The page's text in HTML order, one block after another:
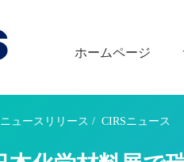
ホームページ
ニュースリリース / CIRSニュース